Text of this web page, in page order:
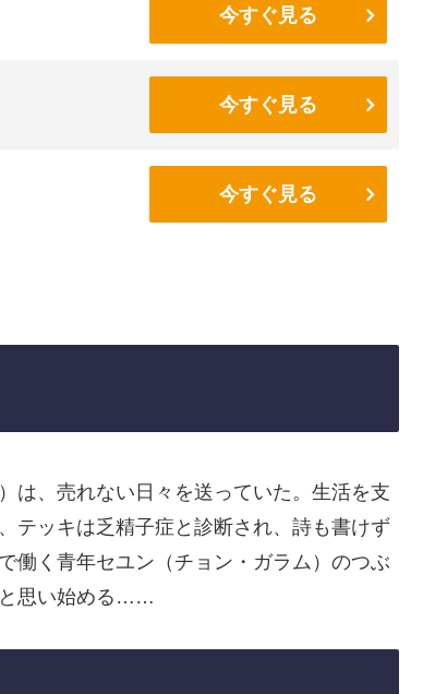
今すぐ見る
今すぐ見る
今すぐ見る
は、売れない日々を送っていた。生活を支
テッキは乏精子症と診断され、詩も書けず
働く青年セユン（チョン・ガラム）のつぶ
と思い始める……